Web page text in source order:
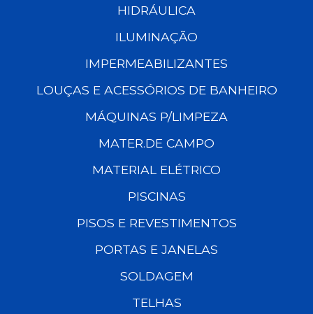
HIDRÁULICA
ILUMINAÇÃO
IMPERMEABILIZANTES
LOUÇAS E ACESSÓRIOS DE BANHEIRO
MÁQUINAS P/LIMPEZA
MATER.DE CAMPO
MATERIAL ELÉTRICO
PISCINAS
PISOS E REVESTIMENTOS
PORTAS E JANELAS
SOLDAGEM
TELHAS